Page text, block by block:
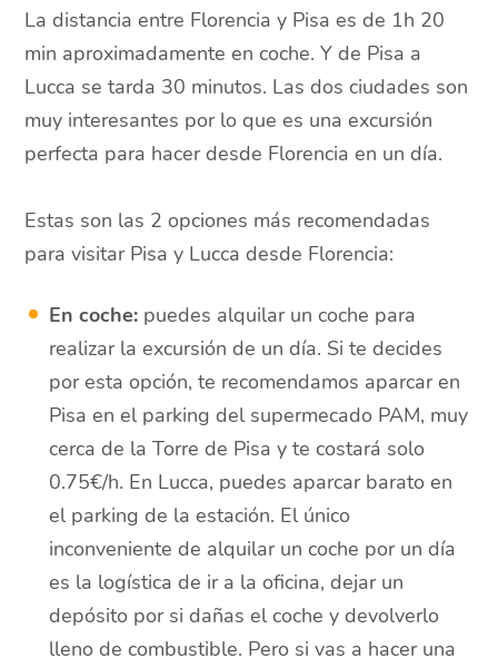
La distancia entre Florencia y Pisa es de 1h 20
min aproximadamente en coche. Y de Pisa a
Lucca se tarda 30 minutos. Las dos ciudades son
muy interesantes por lo que es una excursión
perfecta para hacer desde Florencia en un día.
Estas son las 2 opciones más recomendadas
para visitar Pisa y Lucca desde Florencia:
En coche: puedes alquilar un coche para
realizar la excursión de un día. Si te decides
por esta opción, te recomendamos aparcar en
Pisa en el parking del supermecado PAM, muy
cerca de la Torre de Pisa y te costará solo
0.75€/h. En Lucca, puedes aparcar barato en
el parking de la estación. El único
inconveniente de alquilar un coche por un día
es la logística de ir a la oficina, dejar un
depósito por si dañas el coche y devolverlo
lleno de combustible. Pero si vas a hacer una